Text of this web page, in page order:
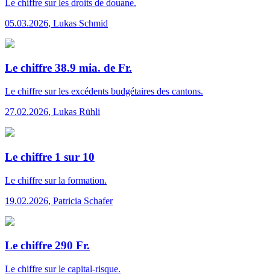
Le chiffre sur les droits de douane.
05.03.2026, Lukas Schmid
Le chiffre 38.9 mia. de Fr.
Le chiffre sur les excédents budgétaires des cantons.
27.02.2026, Lukas Rühli
Le chiffre 1 sur 10
Le chiffre sur la formation.
19.02.2026, Patricia Schafer
Le chiffre 290 Fr.
Le chiffre sur le capital-risque.